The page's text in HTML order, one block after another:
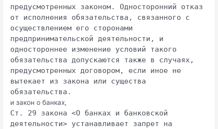
предусмотренных законом. Односторонний отказ
от исполнения обязательства, связанного с
осуществлением его сторонами
предпринимательской деятельности, и
одностороннее изменение условий такого
обязательства допускаются также в случаях,
предусмотренных договором, если иное не
вытекает из закона или существа
обязательства.
и закон о банках,
Ст. 29 закона <О банках и банковской
деятельности> устанавливает запрет на